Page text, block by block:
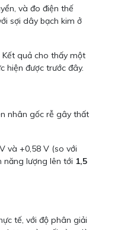
và đo điện thế
sợi dây bạch kim ở
quả cho thấy một
hiện được trước đây.
nhân gốc rễ gây thất
và +0,58 V (so với
năng lượng lên tới 1,5
tế, với độ phân giải